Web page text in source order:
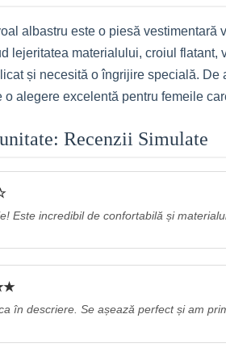
albastru este o piesă
lejeritatea materialului, croiul flatant,
și necesită o îngrijire specială.
o alegere excelentă pentru femeile
Recenzii Simulate
Este incredibil de confortabilă și
în descriere. Se așează perfect și am